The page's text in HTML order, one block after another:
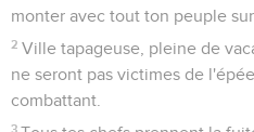
monter avec tout ton peuple
2 Ville tapageuse, pleine de
ne seront pas victimes de
combattant.
3